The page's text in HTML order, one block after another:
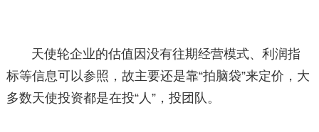
天使轮企业的估值因没有往期经营模式、利润指
标等信息可以参照，故主要还是靠“拍脑袋”来定价，大
多数天使投资都是在投“人”，投团队。